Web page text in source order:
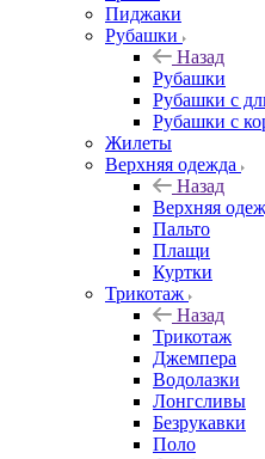
Пиджаки
Рубашки
Назад
Рубашки
Рубашки с
Рубашки с
Жилеты
Верхняя одежда
Назад
Верхняя
Пальто
Плащи
Куртки
Трикотаж
Назад
Трикотаж
Джемпера
Водолазки
Лонгсливы
Безрукавки
Поло